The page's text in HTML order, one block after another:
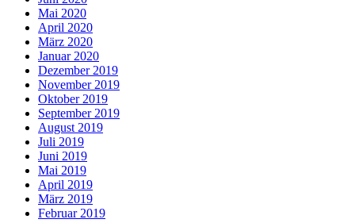
Mai 2020
April 2020
März 2020
Januar 2020
Dezember 2019
November 2019
Oktober 2019
September 2019
August 2019
Juli 2019
Juni 2019
Mai 2019
April 2019
März 2019
Februar 2019